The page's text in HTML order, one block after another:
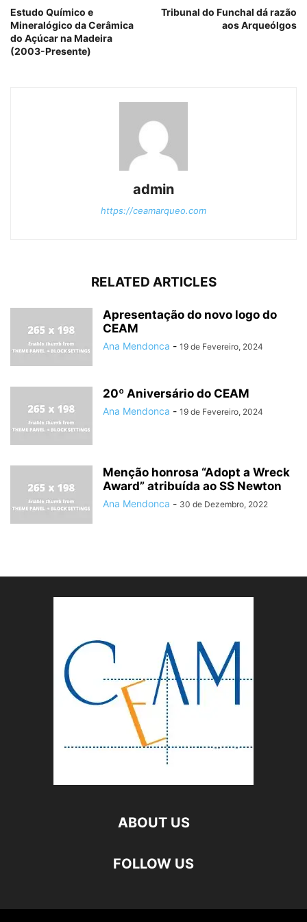
Estudo Químico e
Mineralógico da Cerâmica
do Açúcar na Madeira
(2003-Presente)
Tribunal do Funchal dá razão
aos Arqueólgos
admin
https://ceamarqueo.com
RELATED ARTICLES
Apresentação do novo logo do
CEAM
Ana Mendonca - 19 de Fevereiro, 2024
20º Aniversário do CEAM
Ana Mendonca - 19 de Fevereiro, 2024
Menção honrosa “Adopt a Wreck
Award” atribuída ao SS Newton
Ana Mendonca - 30 de Dezembro, 2022
ABOUT US
FOLLOW US